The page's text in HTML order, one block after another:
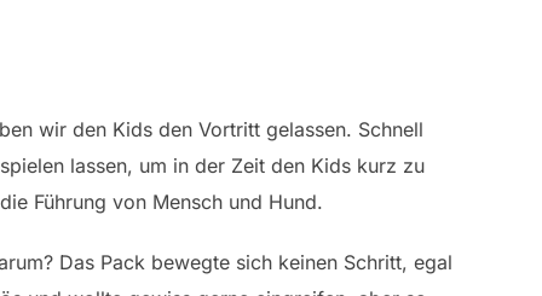
wir den Kids den Vortritt gelassen. Schnell
lassen, um in der Zeit den Kids kurz zu
Führung von Mensch und Hund.
Das Pack bewegte sich keinen Schritt, egal